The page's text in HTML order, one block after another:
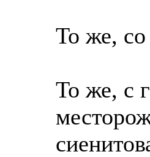
То же,
То же, с